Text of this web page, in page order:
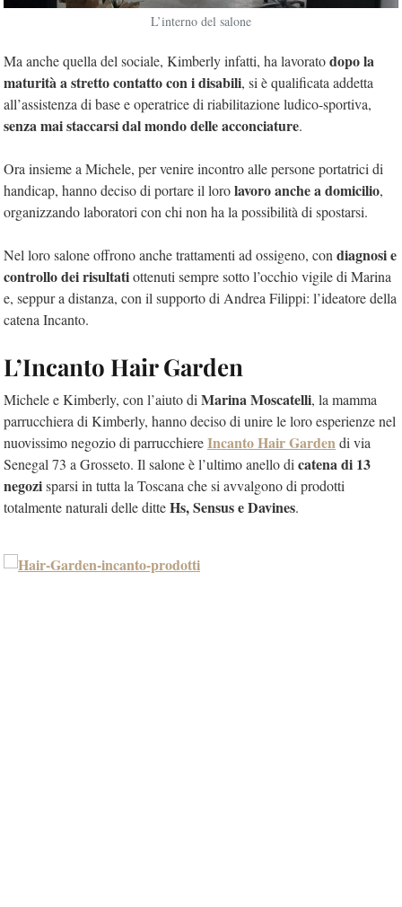
L’interno del salone
Ma anche quella del sociale, Kimberly infatti, ha lavoratodopo la
maturità a stretto contatto con i disabili, si è qualificata addetta
all’assistenza di base e operatrice di riabilitazione ludico-sportiva,
senza mai staccarsi dal mondo delle acconciature.
Ora insieme a Michele, per venire incontro alle persone portatrici di
handicap, hanno deciso di portare il lorolavoro anche a domicilio,
organizzando laboratori con chi non ha la possibilità di spostarsi.
Nel loro salone offrono anche trattamenti ad ossigeno, con diagnosi e
controllo dei risultatiottenuti sempre sotto l’occhio vigile di Marina
e, seppur a distanza, con il supporto di Andrea Filippi: l’ideatore della
catena Incanto.
L’Incanto Hair Garden
Michele e Kimberly, con l’aiuto di Marina Moscatelli, la mamma
parrucchiera di Kimberly, hanno deciso di unire le loro esperienze nel
nuovissimo negozio di parrucchiereIncanto Hair Gardendi via
Senegal 73 a Grosseto. Il salone è l’ultimo anello di catena di 13
negozisparsi in tutta la Toscana che si avvalgono di prodotti
totalmente naturali delle ditteHs, Sensus e Davines.